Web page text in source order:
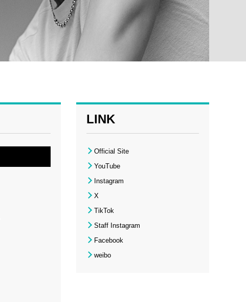
LINK
Official Site
YouTube
Instagram
X
TikTok
Staff Instagram
Facebook
weibo